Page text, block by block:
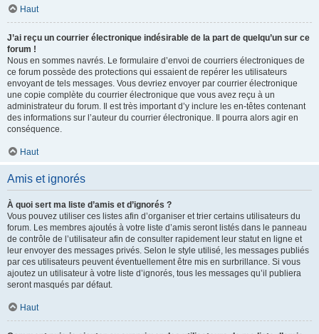
Haut
J’ai reçu un courrier électronique indésirable de la part de quelqu’un sur ce
forum !
Nous en sommes navrés. Le formulaire d’envoi de courriers électroniques de
ce forum possède des protections qui essaient de repérer les utilisateurs
envoyant de tels messages. Vous devriez envoyer par courrier électronique
une copie complète du courrier électronique que vous avez reçu à un
administrateur du forum. Il est très important d’y inclure les en-têtes contenant
des informations sur l’auteur du courrier électronique. Il pourra alors agir en
conséquence.
Haut
Amis et ignorés
À quoi sert ma liste d’amis et d’ignorés ?
Vous pouvez utiliser ces listes afin d’organiser et trier certains utilisateurs du
forum. Les membres ajoutés à votre liste d’amis seront listés dans le panneau
de contrôle de l’utilisateur afin de consulter rapidement leur statut en ligne et
leur envoyer des messages privés. Selon le style utilisé, les messages publiés
par ces utilisateurs peuvent éventuellement être mis en surbrillance. Si vous
ajoutez un utilisateur à votre liste d’ignorés, tous les messages qu’il publiera
seront masqués par défaut.
Haut